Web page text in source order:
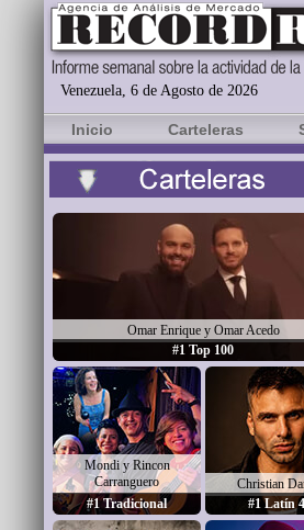
Venezuela, 6 de Agosto de 2026
Inicio Carteleras
Omar Enrique y Omar Acedo
#1 Top 100
Mondi y Rincon
Carranguero
#1 Tradicional
Christian
#1 Latín